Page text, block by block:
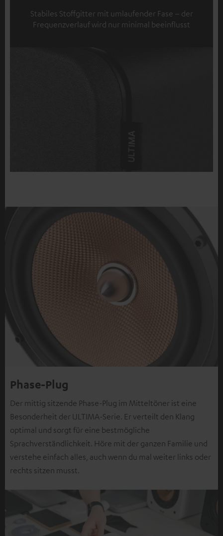
Stabiles Stoffgitter mit umlaufender Fase – der
Frequenzverlauf wird nur minimal beeinflusst
Phase-Plug
Der mittig sitzende Phase-Plug im Mitteltöner ist eine
Besonderheit der ULTIMA-Serie. Er verteilt den Klang
optimal und sorgt für eine bestmögliche
Sprachverständlichkeit. Höre mit der ganzen Familie und
verstehe einfach alles, auch wenn du mal weiter links oder
rechts sitzen musst.